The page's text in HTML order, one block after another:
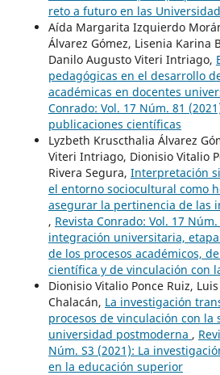
reto a futuro en las
Aída Margarita Izquierdo
Álvarez Gómez, Lisenia Karina
Danilo Augusto Viteri Intriago,
pedagógicas en el desarrollo
académicas en docentes
Conrado: Vol. 17 Núm. 81
publicaciones científicas
Lyzbeth Kruscthalia Álvarez
Viteri Intriago, Dionisio Vitalio
Rivera Segura, Interpretación
el entorno sociocultural como
asegurar la pertinencia de las
, Revista Conrado: Vol. 17 Núm.
integración universitaria,
de los procesos académicos,
científica y de vinculación con
Dionisio Vitalio Ponce Ruiz,
Chalacán, La investigación
procesos de vinculación con la
universidad postmoderna ,
Núm. S3 (2021): La
en la educación superior